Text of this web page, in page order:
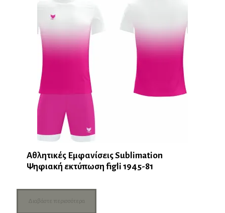
Αθλητικές Εμφανίσεις Sublimation
Ψηφιακή εκτύπωση figli 1945-81
Διαβάστε περισσότερα